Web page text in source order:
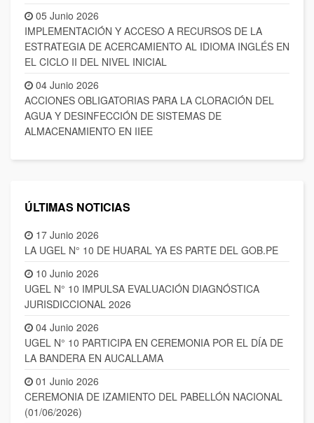
05 Junio 2026
IMPLEMENTACIÓN Y ACCESO A RECURSOS DE LA
ESTRATEGIA DE ACERCAMIENTO AL IDIOMA INGLÉS EN
EL CICLO II DEL NIVEL INICIAL
04 Junio 2026
ACCIONES OBLIGATORIAS PARA LA CLORACIÓN DEL
AGUA Y DESINFECCIÓN DE SISTEMAS DE
ALMACENAMIENTO EN IIEE
ÚLTIMAS NOTICIAS
17 Junio 2026
LA UGEL N° 10 DE HUARAL YA ES PARTE DEL GOB.PE
10 Junio 2026
UGEL N° 10 IMPULSA EVALUACIÓN DIAGNÓSTICA
JURISDICCIONAL 2026
04 Junio 2026
UGEL N° 10 PARTICIPA EN CEREMONIA POR EL DÍA DE
LA BANDERA EN AUCALLAMA
01 Junio 2026
CEREMONIA DE IZAMIENTO DEL PABELLÓN NACIONAL
(01/06/2026)